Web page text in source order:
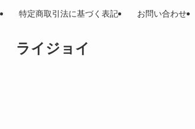
ライジョイ
特定商取引法に基づく表記 お問い合わせ